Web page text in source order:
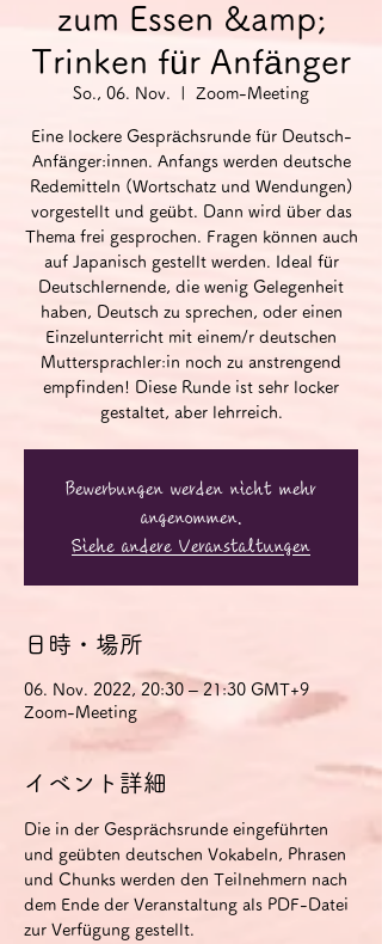
zum Essen &amp;
Trinken für Anfänger
So., 06. Nov. Zoom-Meeting
Eine lockere Gesprächsrunde für Deutsch-
Anfänger:innen. Anfangs werden deutsche
Redemitteln (Wortschatz und Wendungen)
vorgestellt und geübt. Dann wird über das
Thema frei gesprochen. Fragen können auch
auf Japanisch gestellt werden. Ideal für
Deutschlernende, die wenig Gelegenheit
haben, Deutsch zu sprechen, oder einen
Einzelunterricht mit einem/r deutschen
Muttersprachler:in noch zu anstrengend
empfinden! Diese Runde ist sehr locker
gestaltet, aber lehrreich.
Bewerbungen werden nicht mehr
angenommen.
Siehe andere Veranstaltungen
日時・場所
06. Nov. 2022, 20:30 – 21:30 GMT+9
Zoom-Meeting
イベント詳細
Die in der Gesprächsrunde eingeführten
und geübten deutschen Vokabeln, Phrasen
und Chunks werden den Teilnehmern nach
dem Ende der Veranstaltung als PDF-Datei
zur Verfügung gestellt.